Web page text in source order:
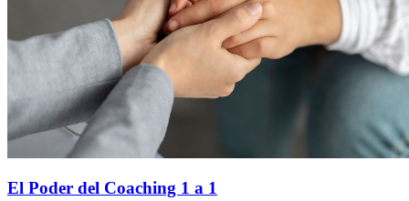
El Poder del Coaching 1 a 1